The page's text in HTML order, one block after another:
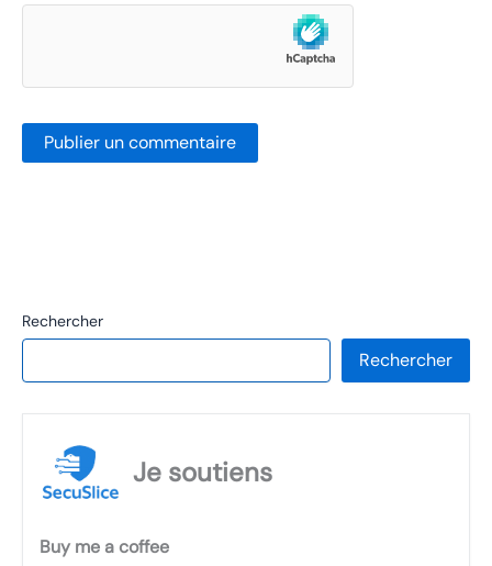
Rechercher
Rechercher
Je soutiens
Buy me a coffee